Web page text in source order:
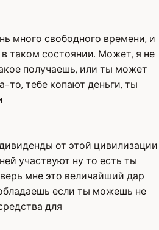
много свободного времени, и
таком состоянии. Может, я не
получаешь, или ты может
то, тебе копают деньги, ты
от этой цивилизации
участвуют ну то есть ты
мне это величайший дар
если ты можешь не
для